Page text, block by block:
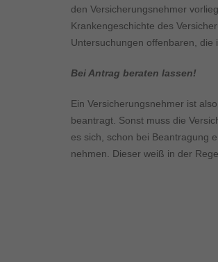
den Versicherungsnehmer
Krankengeschichte des
Untersuchungen offenbaren,
Bei Antrag beraten lassen!
Ein Versicherungsnehmer ist
beantragt. Sonst muss die
es sich, schon bei Beantragung
nehmen. Dieser weiß in der